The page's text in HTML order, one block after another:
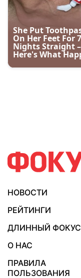
НОВОСТИ
РЕЙТИНГИ
ДЛИННЫЙ ФОКУС
О НАС
ПРАВИЛА
ПОЛЬЗОВАНИЯ